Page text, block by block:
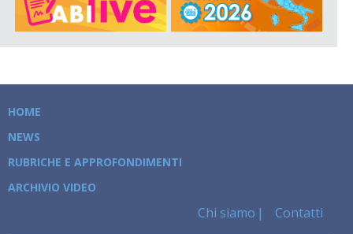
HOME
NEWS
RUBRICHE E APPROFONDIMENTI
ARCHIVIO VIDEO
Chi siamo Contatti